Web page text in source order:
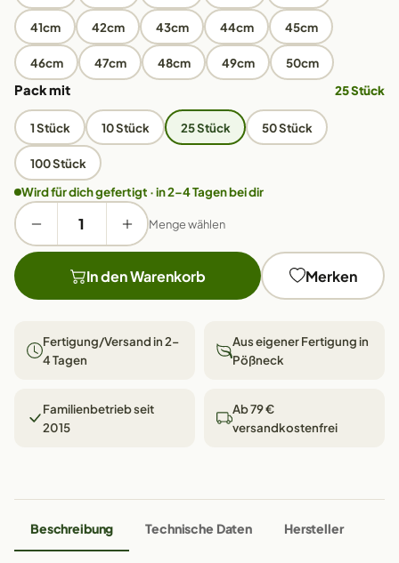
41cm 42cm 43cm 44cm 45cm
46cm 47cm 48cm 49cm 50cm
Pack mit 25 Stück
1 Stück 10 Stück 25 Stück 50 Stück
100 Stück
Wird für dich gefertigt · in 2–4 Tagen bei dir
Menge wählen
In den Warenkorb Merken
Fertigung/Versand in 2–
4 Tagen
Aus eigener Fertigung in
Pößneck
Familienbetrieb seit
2015
Ab 79 €
versandkostenfrei
Beschreibung Technische Daten Hersteller